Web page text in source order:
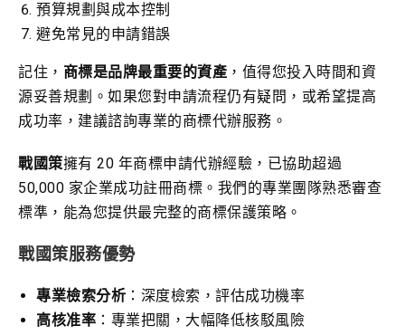
預算規劃與成本控制
避免常見的申請錯誤
記住， 商標是品牌最重要的資產 ，值得您投入時間和資
源妥善規劃。如果您對申請流程仍有疑問，或希望提高
成功率，建議諮詢專業的商標代辦服務。
戰國策擁有 20 年商標申請代辦經驗，已協助超過
50,000 家企業成功註冊商標。我們的專業團隊熟悉審查
標準，能為您提供最完整的商標保護策略。
戰國策服務優勢
專業檢索分析 ：深度檢索，評估成功機率
高核准率 ：專業把關，大幅降低核駁風險